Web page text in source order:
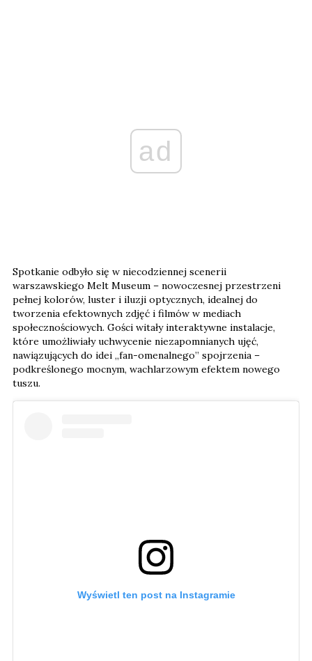
ad
Spotkanie odbyło się w niecodziennej scenerii
warszawskiego Melt Museum – nowoczesnej przestrzeni
pełnej kolorów, luster i iluzji optycznych, idealnej do
tworzenia efektownych zdjęć i filmów w mediach
społecznościowych. Gości witały interaktywne instalacje,
które umożliwiały uchwycenie niezapomnianych ujęć,
nawiązujących do idei „fan-omenalnego” spojrzenia –
podkreślonego mocnym, wachlarzowym efektem nowego
tuszu.
Wyświetl ten post na Instagramie